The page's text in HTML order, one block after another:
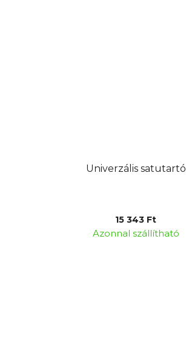
Univerzális satutartó
15 343 Ft
Azonnal szállítható